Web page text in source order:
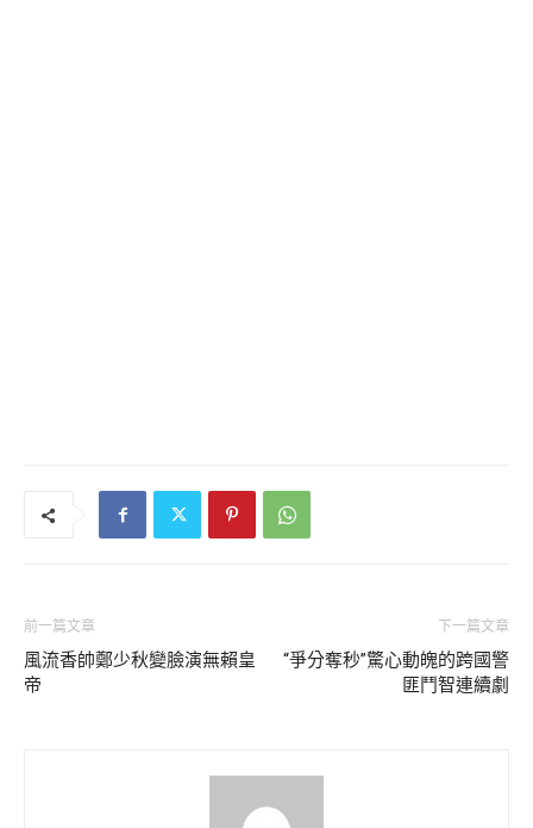
前一篇文章
風流香帥鄭少秋變臉演無賴皇
帝
下一篇文章
“爭分奪秒”驚心動魄的跨國警
匪鬥智連續劇